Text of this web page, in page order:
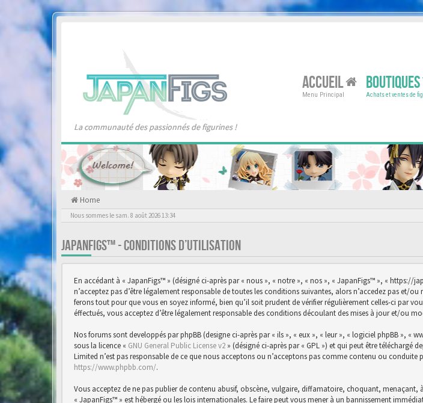
La communauté des passionnés de figurines !
ACCUEIL
Menu Principal
BOUTIQUES
Achats et ventes de
Home
Nous sommes le sam. 8 août 2026 13:34
JAPANFIGS™ - CONDITIONS D’UTILISATION
En accédant à « JapanFigs™ » (désigné ci-après par « nous », « notre », « nos », « JapanFigs™ », «
n’acceptez pas d’être légalement responsable de toutes les conditions suivantes, alors n’accedez pas et/
ferons tout pour que vous en soyez informé, bien qu’il soit prudent de vérifier régulièrement celles-ci par
éffectués, vous acceptez d’être légalement responsable des conditions découlant des mises à jour et/ou
Nos forums sont developpés par phpBB (designe ci-après par « ils », « eux », « leur », « logiciel phpBB », «
sous la licence « GNU General Public License v2 » (désigné ci-après par « GPL ») et qui peut être téléchargé
Limited n’est pas responsable de ce que nous acceptons ou n’acceptons pas comme contenu ou
https://www.phpbb.com/.
Vous acceptez de ne pas publier de contenu abusif, obscène, vulgaire, diffamatoire, choquant,
« JapanFigs™ » est hébergé ou les lois internationales. Le faire peut vous mener à un bannissement